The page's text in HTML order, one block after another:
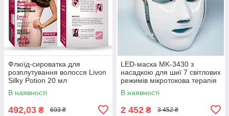
Флюїд-сироватка для
розплутування волосся Livon
Silky Potion 20 мл
В наявності
492,03 ₴ 693 ₴
LED-маска MK-3430 з
насадкою для шиї 7 світлових
режимів мікротокова терапія
В наявності
2 452 ₴ 3 452 ₴